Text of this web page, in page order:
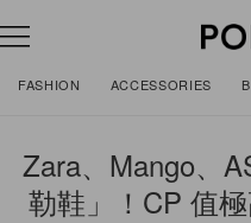
FASHION ACCESSORIES
Zara、Mango、
勒鞋」！CP 值